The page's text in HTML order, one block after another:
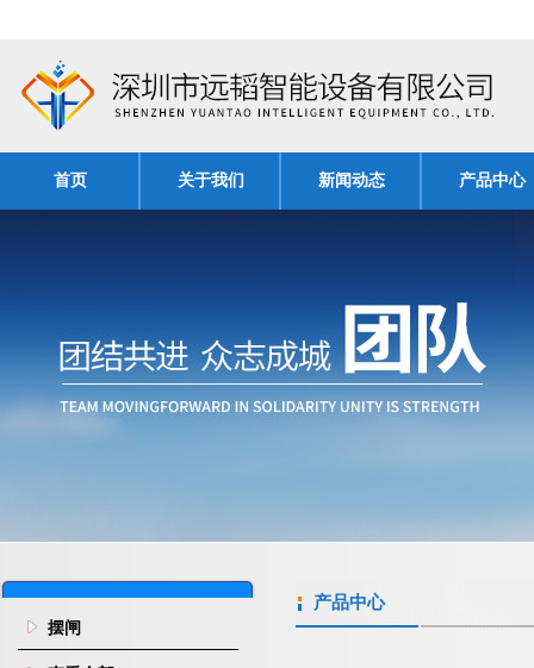
首页 关于我们 新闻动态 产品中心
摆闸
产品中心